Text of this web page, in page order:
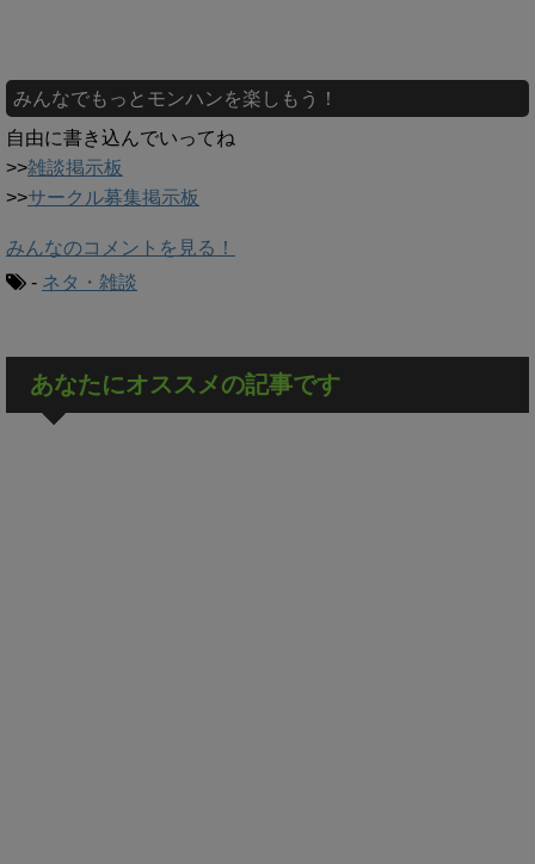
みんなでもっとモンハンを楽しもう！
自由に書き込んでいってね
>>雑談掲示板
>>サークル募集掲示板
みんなのコメントを見る！
- ネタ・雑談
あなたにオススメの記事です